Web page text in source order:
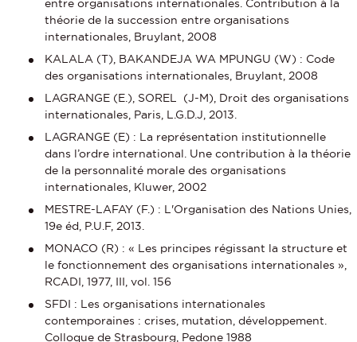
entre organisations internationales. Contribution à la
théorie de la succession entre organisations
internationales, Bruylant, 2008
KALALA (T), BAKANDEJA WA MPUNGU (W) : Code
des organisations internationales, Bruylant, 2008
LAGRANGE (E.), SOREL (J-M), Droit des organisations
internationales, Paris, L.G.D.J, 2013.
LAGRANGE (E) : La représentation institutionnelle
dans l’ordre international. Une contribution à la théorie
de la personnalité morale des organisations
internationales, Kluwer, 2002
MESTRE-LAFAY (F.) : L'Organisation des Nations Unies,
19e éd, P.U.F, 2013.
MONACO (R) : « Les principes régissant la structure et
le fonctionnement des organisations internationales »,
RCADI, 1977, III, vol. 156
SFDI : Les organisations internationales
contemporaines : crises, mutation, développement.
Colloque de Strasbourg, Pedone 1988